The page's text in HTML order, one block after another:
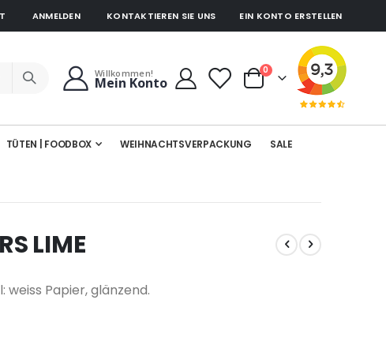
ANMELDEN KONTAKTIEREN SIE UNS EIN KONTO ERSTELLEN
Willkommen!
Mein Konto Cart
0Artikel
TÜTEN | FOODBOX WEIHNACHTSVERPACKUNG SALE
LIME
weiss Papier, glänzend.